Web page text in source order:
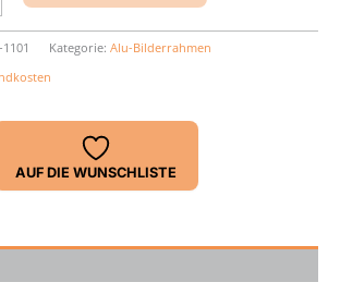
Kategorie: Alu-Bilderrahmen
AUF DIE WUNSCHLISTE